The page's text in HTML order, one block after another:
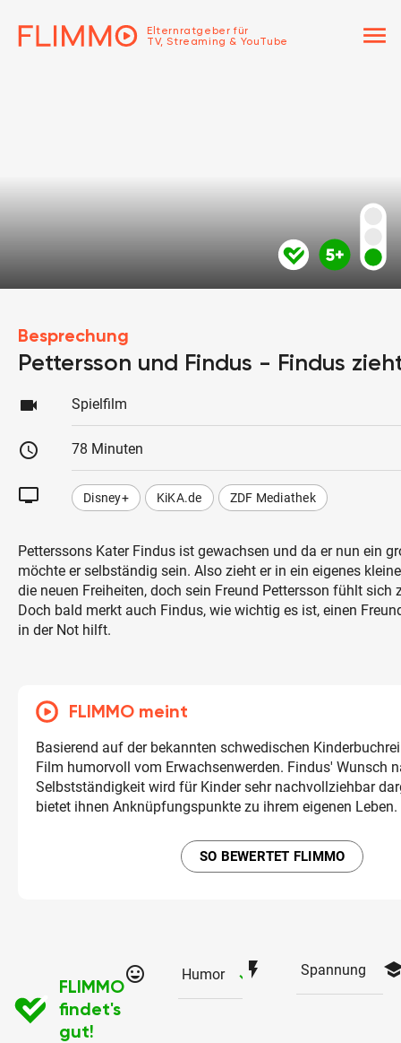
Elternratgeber für
TV, Streaming & YouTube
menu
Besprechung
Pettersson und Findus - Findus
videocam Spielfilm
schedule 78 Minuten
tv Disney+ KiKA.de ZDF Mediathek
Petterssons Kater Findus ist gewachsen und da er nun ein
möchte er selbständig sein. Also zieht er in ein eigenes
die neuen Freiheiten, doch sein Freund Pettersson fühlt sich
Doch bald merkt auch Findus, wie wichtig es ist, einen
in der Not hilft.
FLIMMO meint
Basierend auf der bekannten schwedischen
Film humorvoll vom Erwachsenwerden. Findus' Wunsch
Selbstständigkeit wird für Kinder sehr nachvollziehbar
bietet ihnen Anknüpfungspunkte zu ihrem eigenen Leben.
SO BEWERTET FLIMMO
FLIMMO
findet's
gut!
tag_faces Humor checked
flash_on Spannung